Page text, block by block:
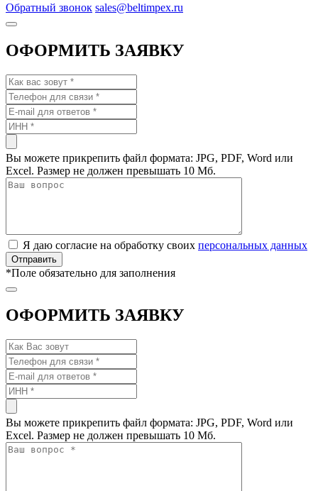
Обратный звонок sales@beltimpex.ru
ОФОРМИТЬ ЗАЯВКУ
Вы можете прикрепить файл формата: JPG, PDF, Word или
Excel. Размер не должен превышать 10 Мб.
Я даю согласие на обработку своих персональных данных
*Поле обязательно для заполнения
ОФОРМИТЬ ЗАЯВКУ
Вы можете прикрепить файл формата: JPG, PDF, Word или
Excel. Размер не должен превышать 10 Мб.